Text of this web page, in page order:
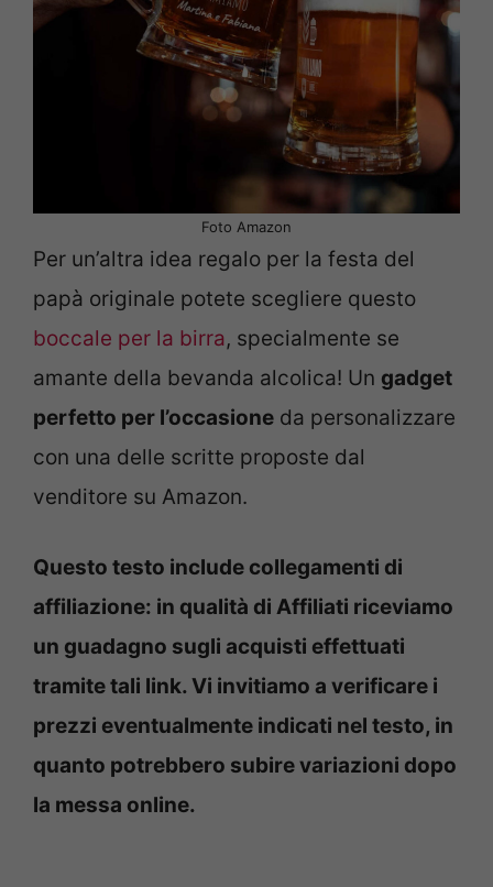
Foto Amazon
Per un’altra idea regalo per la festa del
papà originale potete scegliere questo
boccale per la birra, specialmente se
amante della bevanda alcolica! Un gadget
perfetto per l’occasione da personalizzare
con una delle scritte proposte dal
venditore su Amazon.
Questo testo include collegamenti di
affiliazione: in qualità di Affiliati riceviamo
un guadagno sugli acquisti effettuati
tramite tali link. Vi invitiamo a verificare i
prezzi eventualmente indicati nel testo, in
quanto potrebbero subire variazioni dopo
la messa online.